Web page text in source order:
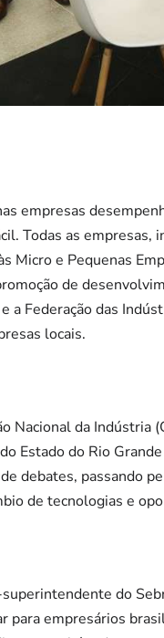
empresas
Todas as
Micro e Pequenas
de
a Federação das
locais.
Nacional da Indústria
Estado do Rio
debates, passando
de tecnologias e
do
para empresários